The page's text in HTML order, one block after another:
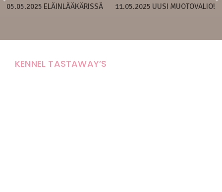
05.05.2025 ELÄINLÄÄKÄRISSÄ 11.05.2025 UUSI MUOTOVALIO!
KENNEL TASTAWAY’S